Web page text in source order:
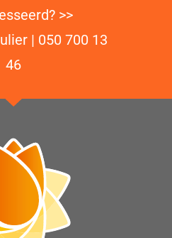
>>
| 050 700 13
46